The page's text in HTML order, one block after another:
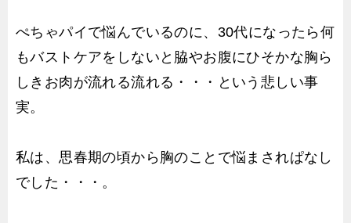
ぺちゃパイで悩んでいるのに、30代になったら何
もバストケアをしないと脇やお腹にひそかな胸ら
しきお肉が流れる流れる・・・という悲しい事
実。
私は、思春期の頃から胸のことで悩まされぱなし
でした・・・。